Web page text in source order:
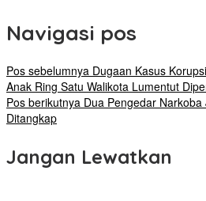
Navigasi pos
Pos sebelumnya Dugaan Kasus
Anak Ring Satu Walikota Lumentut
Pos berikutnya Dua Pengedar
Ditangkap
Jangan Lewatkan